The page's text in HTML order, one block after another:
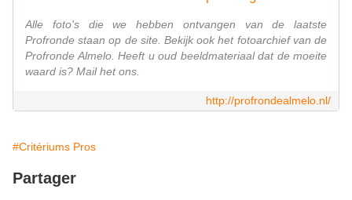
Alle foto's die we hebben ontvangen van de laatste
Profronde staan op de site. Bekijk ook het fotoarchief van de
Profronde Almelo. Heeft u oud beeldmateriaal dat de moeite
waard is? Mail het ons.
http://profrondealmelo.nl/
#Critériums Pros
Partager